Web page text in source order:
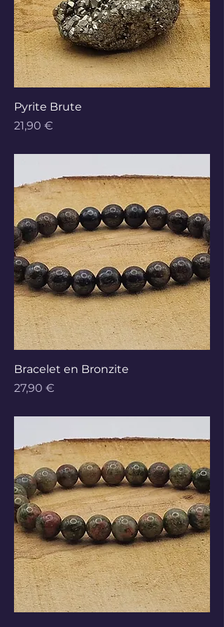
Pyrite Brute
Prix
21,90 €
Bracelet en Bronzite
Prix
27,90 €